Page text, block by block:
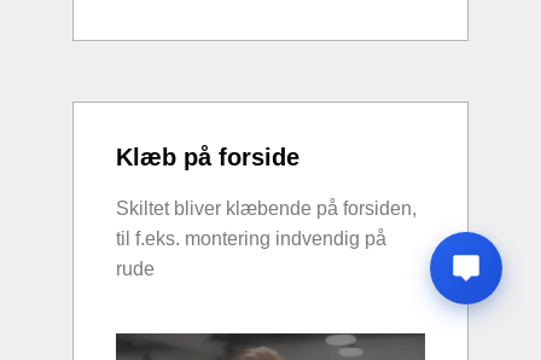
Klæb på forside
Skiltet bliver klæbende på forsiden,
til f.eks. montering indvendig på
rude